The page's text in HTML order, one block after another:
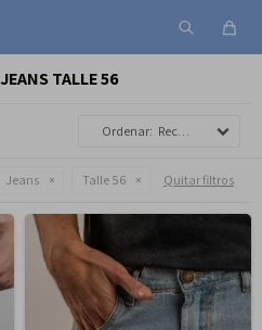
TALLE 56
Recomendados
Jeans Talle 56 Quitar filtros